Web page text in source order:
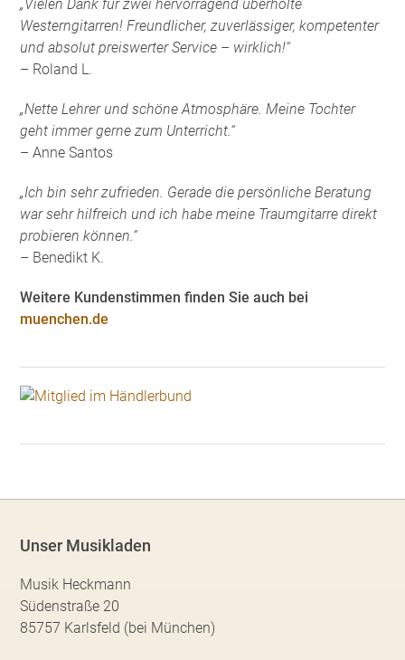
„Vielen Dank für zwei hervorragend überholte
Westerngitarren! Freundlicher, zuverlässiger, kompetenter
und absolut preiswerter Service – wirklich!“
– Roland L.
„Nette Lehrer und schöne Atmosphäre. Meine Tochter
geht immer gerne zum Unterricht.“
– Anne Santos
„Ich bin sehr zufrieden. Gerade die persönliche Beratung
war sehr hilfreich und ich habe meine Traumgitarre direkt
probieren können.“
– Benedikt K.
Weitere Kundenstimmen finden Sie auch bei
muenchen.de
Unser Musikladen
Musik Heckmann
Südenstraße 20
85757 Karlsfeld (bei München)